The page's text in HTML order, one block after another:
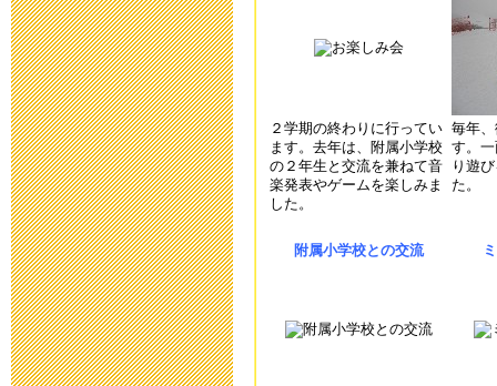
2021年9月 9日
2021年8月26日
欠席・遅刻連
2021年4月 7日
2020年10月18日
２学期の終わりに行ってい
ます。去年は、附属小学校
の２年生と交流を兼ねて音
楽発表やゲームを楽しみま
した。
毎年
す。
り遊
た。
附属小学校との交流